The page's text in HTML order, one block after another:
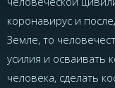
коронавирус и
Земле, то
усилия и осваивать
человека, сделать